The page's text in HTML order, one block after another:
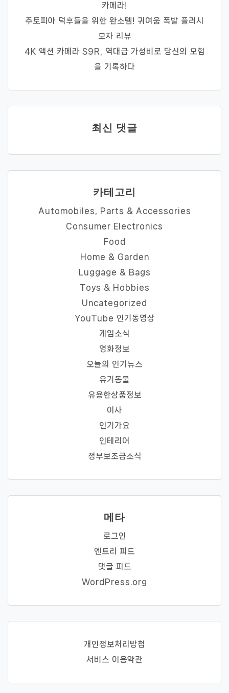
카메라!
주토피아 덕후들을 위한 완소템! 귀여움 폭발 플러시
모자 리뷰
4K 액션 카메라 S9R, 역대급 가성비로 당신의 모험
을 기록하다
최신 댓글
카테고리
Automobiles, Parts & Accessories
Consumer Electronics
Food
Home & Garden
Luggage & Bags
Toys & Hobbies
Uncategorized
YouTube 인기동영상
게임소식
영화정보
오늘의 인기뉴스
유기동물
유용한상품정보
이사
인기가요
인테리어
정부보조금소식
메타
로그인
엔트리 피드
댓글 피드
WordPress.org
개인정보처리방첨
서비스 이용약관